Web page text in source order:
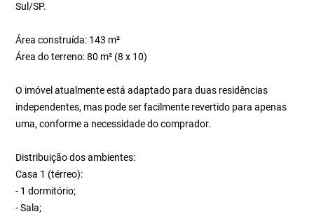
Sul/SP.
Área construída: 143 m²
Área do terreno: 80 m² (8 x 10)
O imóvel atualmente está adaptado para duas residências
independentes, mas pode ser facilmente revertido para apenas
uma, conforme a necessidade do comprador.
Distribuição dos ambientes:
Casa 1 (térreo):
- 1 dormitório;
- Sala;